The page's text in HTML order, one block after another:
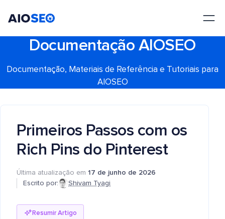
Documentação AIOSEO
Documentação, Materiais de Referência e Tutoriais para
AIOSEO
Primeiros Passos com os
Rich Pins do Pinterest
Última atualização em 17 de junho de 2026
Escrito por:
Shivam Tyagi
Resumir Artigo